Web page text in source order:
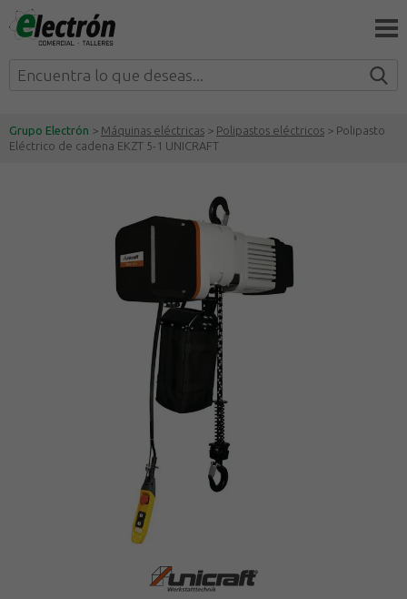
Grupo Electrón > Máquinas eléctricas > Polipastos eléctricos > Polipasto
Eléctrico de cadena EKZT 5-1 UNICRAFT